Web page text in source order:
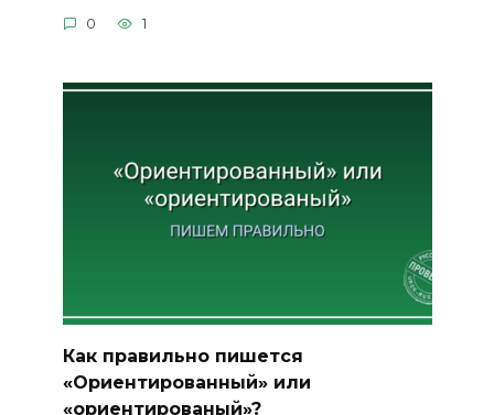
0 1
Как правильно пишется
«Ориентированный» или
«ориентированый»?